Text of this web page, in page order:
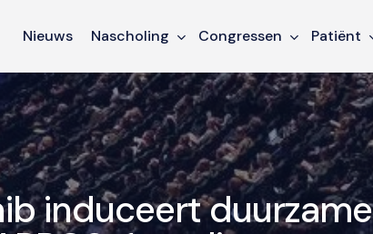
Nieuws Nascholing Congressen Patiënt
induceert duurzame